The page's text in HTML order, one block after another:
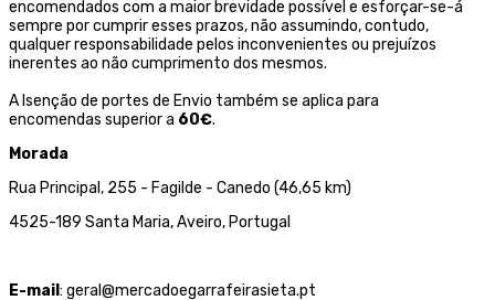
encomendados com a maior brevidade possível e esforçar-se-á
sempre por cumprir esses prazos, não assumindo, contudo,
qualquer responsabilidade pelos inconvenientes ou prejuízos
inerentes ao não cumprimento dos mesmos.
A Isenção de portes de Envio também se aplica para
encomendas superior a 60€.
Morada
Rua Principal, 255 - Fagilde - Canedo (46,65 km)
4525-189 Santa Maria, Aveiro, Portugal
E-mail: geral@mercadoegarrafeirasieta.pt